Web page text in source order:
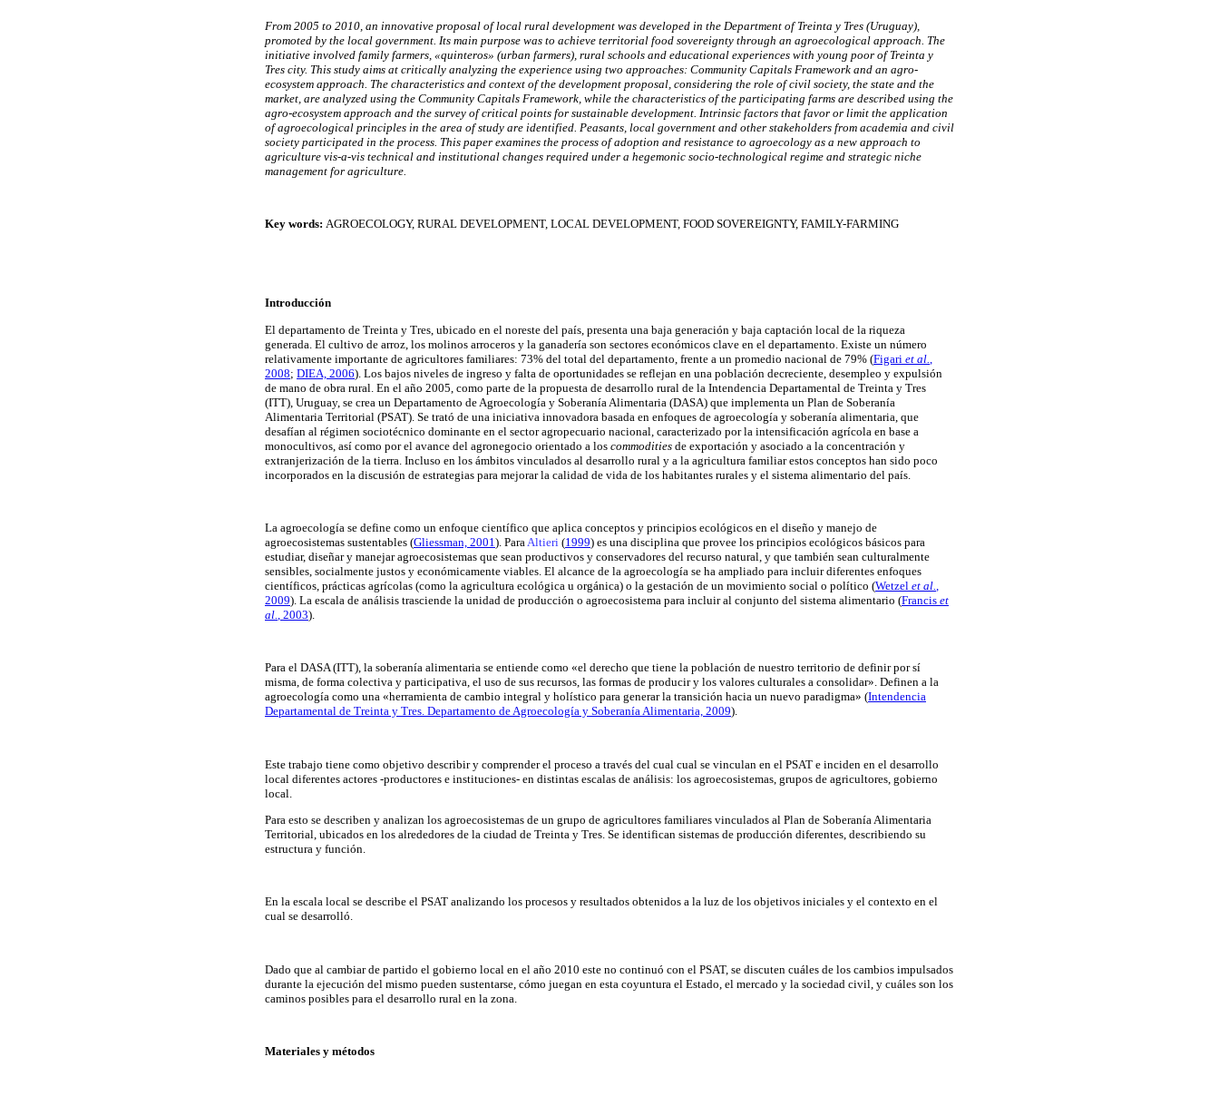
From 2005 to 2010, an innovative proposal of local rural development was developed in the Department of Treinta y Tres (Uruguay),
promoted by the local government. Its main purpose was to achieve territorial food sovereignty through an agroecological approach. The
initiative involved family farmers, «quinteros» (urban farmers), rural schools and educational experiences with young poor of Treinta y
Tres city. This study aims at critically analyzing the experience using two approaches: Community Capitals Framework and an agro-
ecosystem approach. The characteristics and context of the development proposal, considering the role of civil society, the state and the
market, are analyzed using the Community Capitals Framework, while the characteristics of the participating farms are described using the
agro-ecosystem approach and the survey of critical points for sustainable development. Intrinsic factors that favor or limit the application
of agroecological principles in the area of study are identified. Peasants, local government and other stakeholders from academia and civil
society participated in the process. This paper examines the process of adoption and resistance to agroecology as a new approach to
agriculture vis-a-vis technical and institutional changes required under a hegemonic socio-technological regime and strategic niche
management for agriculture.
Key words: AGROECOLOGY, RURAL DEVELOPMENT, LOCAL DEVELOPMENT, FOOD SOVEREIGNTY, FAMILY-FARMING
Introducción
El departamento de Treinta y Tres, ubicado en el noreste del país, presenta una baja generación y baja captación local de la riqueza
generada. El cultivo de arroz, los molinos arroceros y la ganadería son sectores económicos clave en el departamento. Existe un número
relativamente importante de agricultores familiares: 73% del total del departamento, frente a un promedio nacional de 79% (Figari et al.
2008; DIEA, 2006). Los bajos niveles de ingreso y falta de oportunidades se reflejan en una población decreciente, desempleo y expulsión
de mano de obra rural. En el año 2005, como parte de la propuesta de desarrollo rural de la Intendencia Departamental de Treinta y Tres
(ITT), Uruguay, se crea un Departamento de Agroecología y Soberanía Alimentaria (DASA) que implementa un Plan de Soberanía
Alimentaria Territorial (PSAT). Se trató de una iniciativa innovadora basada en enfoques de agroecología y soberanía alimentaria, que
desafían al régimen sociotécnico dominante en el sector agropecuario nacional, caracterizado por la intensificación agrícola en base a
monocultivos, así como por el avance del agronegocio orientado a los commodities de exportación y asociado a la concentración y
extranjerización de la tierra. Incluso en los ámbitos vinculados al desarrollo rural y a la agricultura familiar estos conceptos han sido poco
incorporados en la discusión de estrategias para mejorar la calidad de vida de los habitantes rurales y el sistema alimentario del país.
La agroecología se define como un enfoque científico que aplica conceptos y principios ecológicos en el diseño y manejo de
agroecosistemas sustentables (Gliessman, 2001). ParaAltieri (1999) es una disciplina que provee los principios ecológicos básicos para
estudiar, diseñar y manejar agroecosistemas que sean productivos y conservadores del recurso natural, y que también sean culturalmente
sensibles, socialmente justos y económicamente viables. El alcance de la agroecología se ha ampliado para incluir diferentes enfoques
científicos, prácticas agrícolas (como la agricultura ecológica u orgánica) o la gestación de un movimiento social o político (Wetzel et al.,
2009). La escala de análisis trasciende la unidad de producción o agroecosistema para incluir al conjunto del sistema alimentario (Francis et
al., 2003).
Para el DASA (ITT), la soberanía alimentaria se entiende como «el derecho que tiene la población de nuestro territorio de definir por sí
misma, de forma colectiva y participativa, el uso de sus recursos, las formas de producir y los valores culturales a consolidar». Definen a la
agroecología como una «herramienta de cambio integral y holístico para generar la transición hacia un nuevo paradigma» (Intendencia
Departamental de Treinta y Tres. Departamento de Agroecología y Soberanía Alimentaria, 2009).
Este trabajo tiene como objetivo describir y comprender el proceso a través del cual cual se vinculan en el PSAT e inciden en el desarrollo
local diferentes actores -productores e instituciones- en distintas escalas de análisis: los agroecosistemas, grupos de agricultores, gobierno
local.
Para esto se describen y analizan los agroecosistemas de un grupo de agricultores familiares vinculados al Plan de Soberanía Alimentaria
Territorial, ubicados en los alrededores de la ciudad de Treinta y Tres. Se identifican sistemas de producción diferentes, describiendo su
estructura y función.
En la escala local se describe el PSAT analizando los procesos y resultados obtenidos a la luz de los objetivos iniciales y el contexto en el
cual se desarrolló.
Dado que al cambiar de partido el gobierno local en el año 2010 este no continuó con el PSAT, se discuten cuáles de los cambios impulsados
durante la ejecución del mismo pueden sustentarse, cómo juegan en esta coyuntura el Estado, el mercado y la sociedad civil, y cuáles son los
caminos posibles para el desarrollo rural en la zona.
Materiales y métodos